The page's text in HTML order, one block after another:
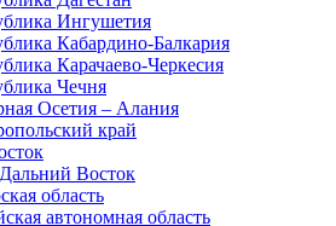
Ингушетия
Кабардино-Балкария
Карачаево-Черкесия
Чечня
Осетия – Алания
край
Восток
область
автономная область